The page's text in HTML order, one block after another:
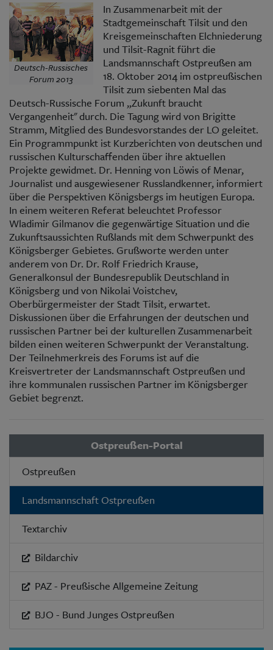
Deutsch-Russisches
Forum 2013
In Zusammenarbeit mit der
Stadtgemeinschaft Tilsit und den
Kreisgemeinschaften Elchniederung
und Tilsit-Ragnit führt die
Landsmannschaft Ostpreußen am
18. Oktober 2014 im ostpreußischen
Tilsit zum siebenten Mal das
Deutsch-Russische Forum „Zukunft braucht
Vergangenheit" durch. Die Tagung wird von Brigitte
Stramm, Mitglied des Bundesvorstandes der LO geleitet.
Ein Programmpunkt ist Kurzberichten von deutschen und
russischen Kulturschaffenden über ihre aktuellen
Projekte gewidmet. Dr. Henning von Löwis of Menar,
Journalist und ausgewiesener Russlandkenner, informiert
über die Perspektiven Königsbergs im heutigen Europa.
In einem weiteren Referat beleuchtet Professor
Wladimir Gilmanov die gegenwärtige Situation und die
Zukunftsaussichten Rußlands mit dem Schwerpunkt des
Königsberger Gebietes. Grußworte werden unter
anderem von Dr. Dr. Rolf Friedrich Krause,
Generalkonsul der Bundesrepublik Deutschland in
Königsberg und von Nikolai Voistchev,
Oberbürgermeister der Stadt Tilsit, erwartet.
Diskussionen über die Erfahrungen der deutschen und
russischen Partner bei der kulturellen Zusammenarbeit
bilden einen weiteren Schwerpunkt der Veranstaltung.
Der Teilnehmerkreis des Forums ist auf die
Kreisvertreter der Landsmannschaft Ostpreußen und
ihre kommunalen russischen Partner im Königsberger
Gebiet begrenzt.
Ostpreußen-Portal
Ostpreußen
Landsmannschaft Ostpreußen
Textarchiv
Bildarchiv
PAZ - Preußische Allgemeine Zeitung
BJO - Bund Junges Ostpreußen